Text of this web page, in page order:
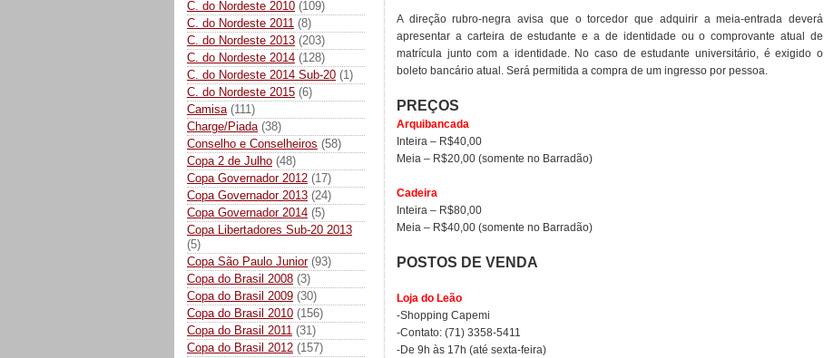
C. do Nordeste 2010 (109)
C. do Nordeste 2011 (8)
C. do Nordeste 2013 (203)
C. do Nordeste 2014 (128)
C. do Nordeste 2014 Sub-20 (1)
C. do Nordeste 2015 (6)
Camisa (111)
Charge/Piada (38)
Conselho e Conselheiros (58)
Copa 2 de Julho (48)
Copa Governador 2012 (17)
Copa Governador 2013 (24)
Copa Governador 2014 (5)
Copa Libertadores Sub-20 2013
(5)
Copa São Paulo Junior (93)
Copa do Brasil 2008 (3)
Copa do Brasil 2009 (30)
Copa do Brasil 2010 (156)
Copa do Brasil 2011 (31)
Copa do Brasil 2012 (157)
A direção rubro-negra avisa que o torcedor que adquirir a meia-entrada deverá
apresentar a carteira de estudante e a de identidade ou o comprovante atual de
matrícula junto com a identidade. No caso de estudante universitário, é exigido o
boleto bancário atual. Será permitida a compra de um ingresso por pessoa.
PREÇOS
Arquibancada
Inteira – R$40,00
Meia – R$20,00 (somente no Barradão)
Cadeira
Inteira – R$80,00
Meia – R$40,00 (somente no Barradão)
POSTOS DE VENDA
Loja do Leão
-Shopping Capemi
-Contato: (71) 3358-5411
-De 9h às 17h (até sexta-feira)